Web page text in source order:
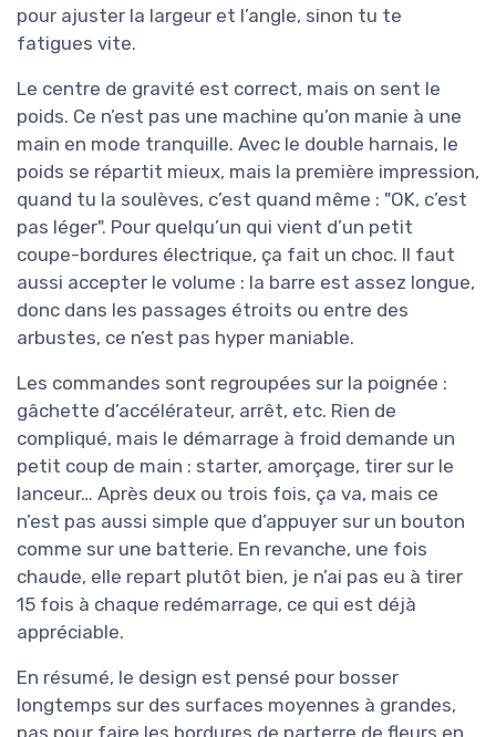
pour ajuster la largeur et l’angle, sinon tu te
fatigues vite.
Le centre de gravité est correct, mais on sent le
poids. Ce n’est pas une machine qu’on manie à une
main en mode tranquille. Avec le double harnais, le
poids se répartit mieux, mais la première impression,
quand tu la soulèves, c’est quand même : "OK, c’est
pas léger". Pour quelqu’un qui vient d’un petit
coupe-bordures électrique, ça fait un choc. Il faut
aussi accepter le volume : la barre est assez longue,
donc dans les passages étroits ou entre des
arbustes, ce n’est pas hyper maniable.
Les commandes sont regroupées sur la poignée :
gâchette d’accélérateur, arrêt, etc. Rien de
compliqué, mais le démarrage à froid demande un
petit coup de main : starter, amorçage, tirer sur le
lanceur… Après deux ou trois fois, ça va, mais ce
n’est pas aussi simple que d’appuyer sur un bouton
comme sur une batterie. En revanche, une fois
chaude, elle repart plutôt bien, je n’ai pas eu à tirer
15 fois à chaque redémarrage, ce qui est déjà
appréciable.
En résumé, le design est pensé pour bosser
longtemps sur des surfaces moyennes à grandes,
pas pour faire les bordures de parterre de fleurs en